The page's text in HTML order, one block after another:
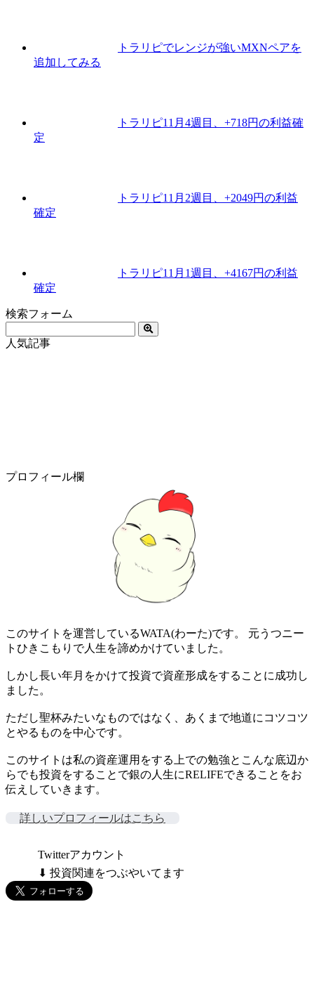
トラリピでレンジが強いMXNペアを
追加してみる
トラリピ11月4週目、+718円の利益確
定
トラリピ11月2週目、+2049円の利益
確定
トラリピ11月1週目、+4167円の利益
確定
検索フォーム
人気記事
プロフィール欄
このサイトを運営しているWATA(わーた)です。 元うつニー
トひきこもりで人生を諦めかけていました。
しかし長い年月をかけて投資で資産形成をすることに成功し
ました。
ただし聖杯みたいなものではなく、あくまで地道にコツコツ
とやるものを中心です。
このサイトは私の資産運用をする上での勉強とこんな底辺か
らでも投資をすることで銀の人生にRELIFEできることをお
伝えしていきます。
詳しいプロフィールはこちら
Twitterアカウント
⬇ 投資関連をつぶやいてます